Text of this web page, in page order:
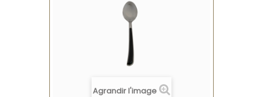
Agrandir l'image